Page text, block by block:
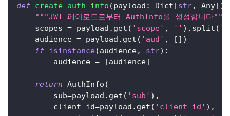
def create_auth_info (payload : Dict [str, Any] )
"""JWT 페이로드로부터 AuthInfo를 생성합니다"""
    scopes
= payload . get ( 'scope' , '' ) . split ( '
    audience
= payload . get ( 'aud' , [ ] )
if isinstance(audience, str) :
        audience
= [audience]
return AuthInfo (
        sub
=payload . get ( 'sub' ) ,
        client_id
=payload . get ( 'client_id' ) ,